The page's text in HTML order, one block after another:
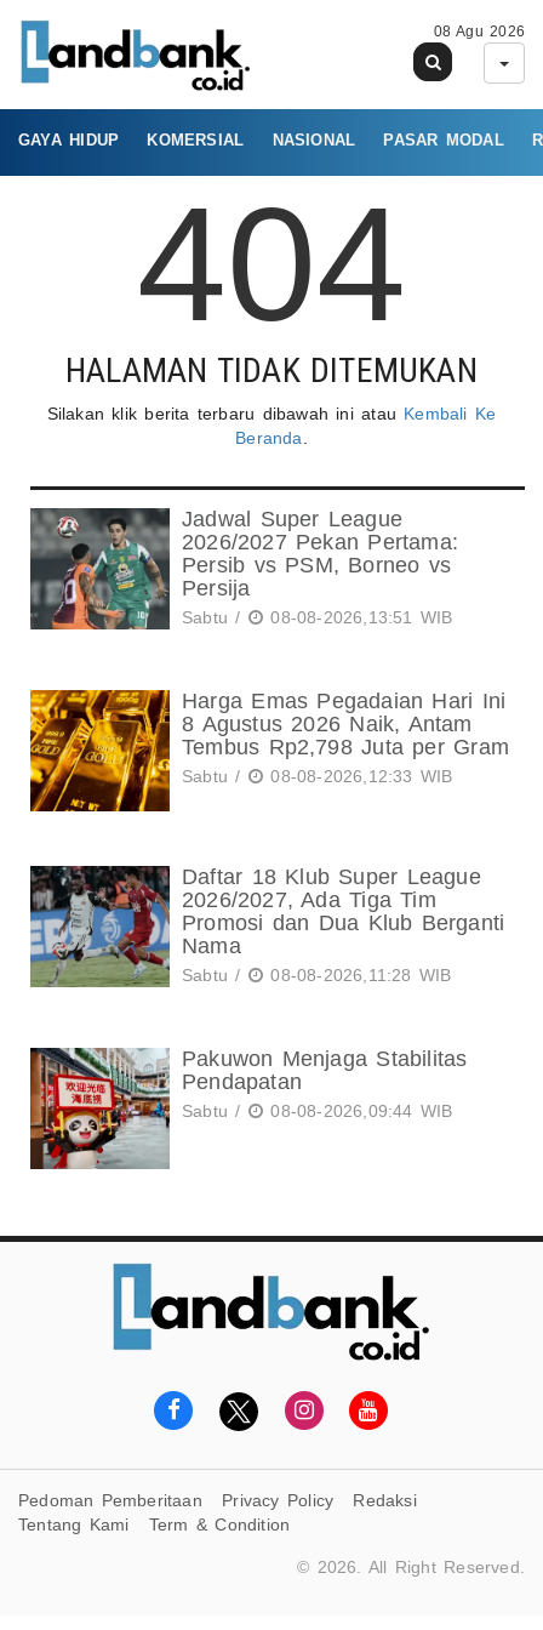
08 Agu 2026
GAYA HIDUP KOMERSIAL NASIONAL PASAR MODAL
404
HALAMAN TIDAK DITEMUKAN
Silakan klik berita terbaru dibawah ini atau Kembali Ke
Beranda
Jadwal Super League
2026/2027 Pekan Pertama:
Persib vs PSM, Borneo vs
Persija
Sabtu / 08-08-2026,13:51 WIB
Harga Emas Pegadaian Hari Ini
8 Agustus 2026 Naik, Antam
Tembus Rp2,798 Juta per Gram
Sabtu / 08-08-2026,12:33 WIB
Daftar 18 Klub Super League
2026/2027, Ada Tiga Tim
Promosi dan Dua Klub Berganti
Nama
Sabtu / 08-08-2026,11:28 WIB
Pakuwon Menjaga Stabilitas
Pendapatan
Sabtu / 08-08-2026,09:44 WIB
Pedoman Pemberitaan Privacy Policy
Redaksi
Tentang Kami
Term & Condition
© 2026. All Right Reserved.